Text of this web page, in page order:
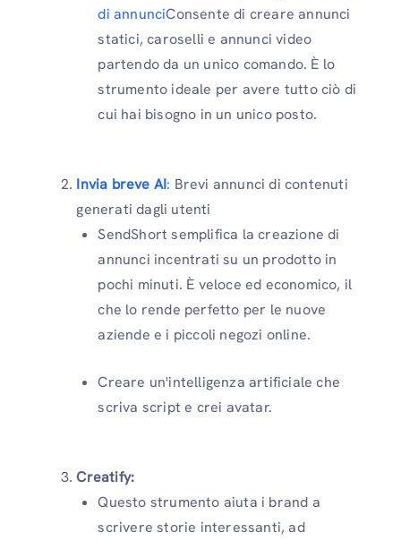
di annunciConsente di creare annunci
statici, caroselli e annunci video
partendo da un unico comando. È lo
strumento ideale per avere tutto ciò di
cui hai bisogno in un unico posto.
Invia breve AI: Brevi annunci di contenuti
generati dagli utenti
SendShort semplifica la creazione di
annunci incentrati su un prodotto in
pochi minuti. È veloce ed economico, il
che lo rende perfetto per le nuove
aziende e i piccoli negozi online.
Creare un'intelligenza artificiale che
scriva script e crei avatar.
Creatify:
Questo strumento aiuta i brand a
scrivere storie interessanti, ad